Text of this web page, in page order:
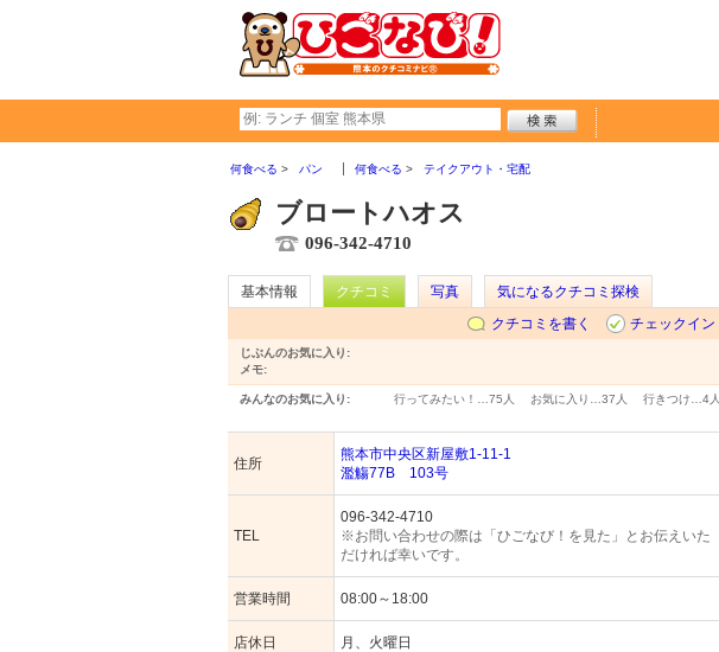
何食べる パン 何食べる テイクアウト・宅配
ブロートハオス
096-342-4710
基本情報 クチコミ 写真
気になるクチコミ探検
クチコミを書く
チェックイン
じぶんのお気に入り:
メモ:
みんなのお気に入り: 行ってみたい！… 75人 お気に入り… 37人 行きつけ… 4人
住所
熊本市中央区新屋敷1-11-1
濫觴77B 103号
TEL
096-342-4710
※お問い合わせの際は「ひごなび！を見た」とお伝えいた
だければ幸いです。
営業時間 08:00～18:00
店休日 月、火曜日